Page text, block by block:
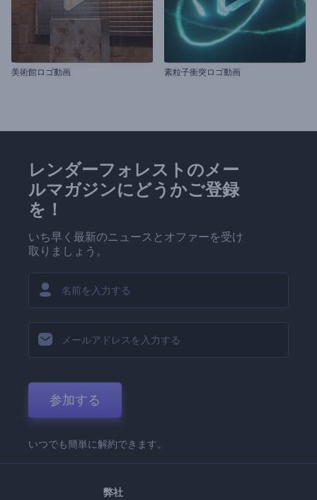
美術館ロゴ動画 素粒子衝突ロゴ動画
レンダーフォレストのメー
ルマガジンにどうかご登録
を！
いち早く最新のニュースとオファーを受け
取りましょう。
参加する
いつでも簡単に解約できます。
弊社